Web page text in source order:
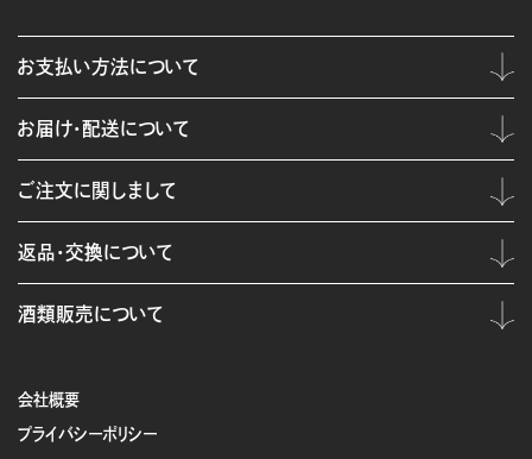
会社概要
プライバシーポリシー
お支払い方法について
お届け・配送について
ご注文に関しまして
返品・交換について
酒類販売について